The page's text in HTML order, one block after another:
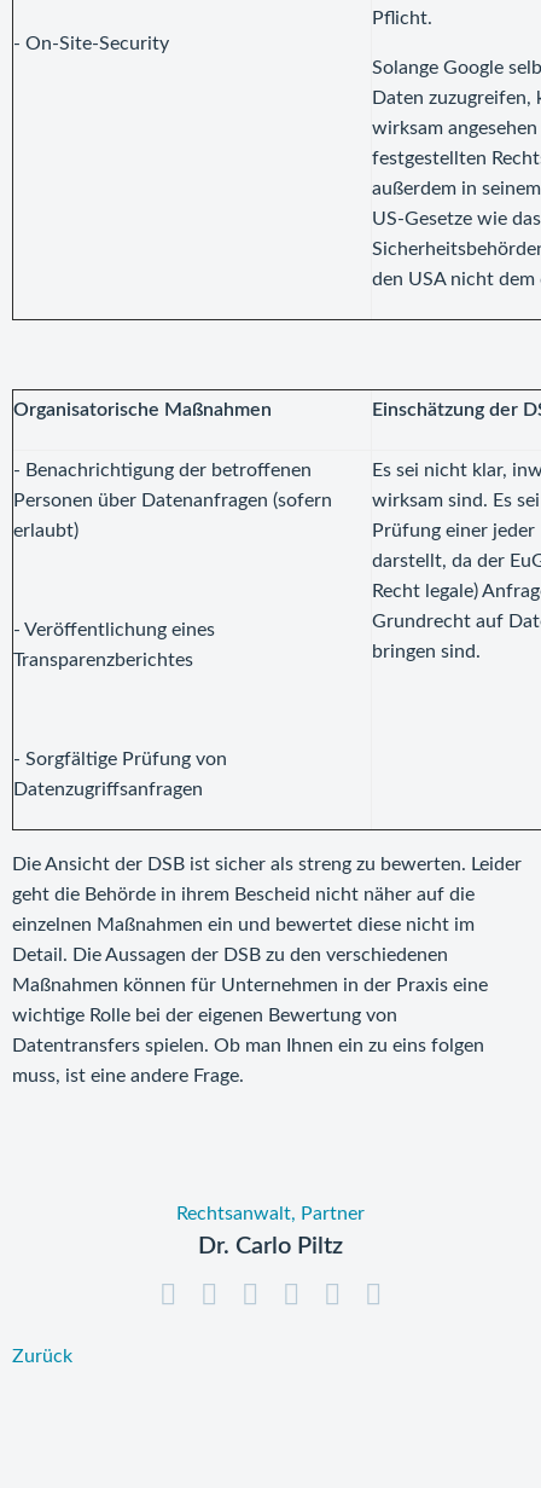
- On-Site-Security
Pflicht.
Solange Google
Daten zuzugreifen,
wirksam
festgestellten
außerdem in
US-Gesetze wie
den USA nicht
Organisatorische Maßnahmen Einschätzung der
- Benachrichtigung der betroffenen
Personen über Datenanfragen (sofern
erlaubt)
- Veröffentlichung eines
Transparenzberichtes
- Sorgfältige Prüfung von
Datenzugriffsanfragen
Es sei nicht klar,
wirksam sind. Es
Prüfung einer
darstellt, da der
Recht legale)
Grundrecht auf
bringen sind.
Die Ansicht der DSB ist sicher als streng zu bewerten. Leider
geht die Behörde in ihrem Bescheid nicht näher auf die
einzelnen Maßnahmen ein und bewertet diese nicht im
Detail. Die Aussagen der DSB zu den verschiedenen
Maßnahmen können für Unternehmen in der Praxis eine
wichtige Rolle bei der eigenen Bewertung von
Datentransfers spielen. Ob man Ihnen ein zu eins folgen
muss, ist eine andere Frage.
Rechtsanwalt, Partner
Dr. Carlo Piltz
Zurück